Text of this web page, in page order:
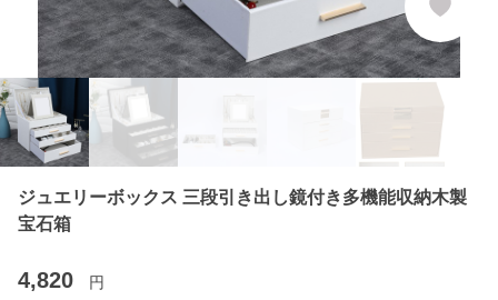
ジュエリーボックス 三段引き出し鏡付き多機能収納木製
宝石箱
4,820 円